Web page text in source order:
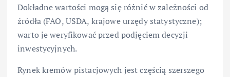
Dokładne wartości mogą się różnić w zależności od
źródła (FAO, USDA, krajowe urzędy statystyczne);
warto je weryfikować przed podjęciem decyzji
inwestycyjnych.
Rynek kremów pistacjowych jest częścią szerszego